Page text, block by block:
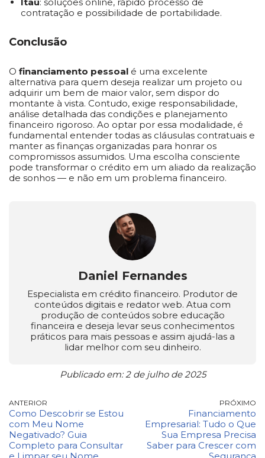
contratação e possibilidade de portabilidade.
Conclusão
O financiamento pessoal é uma excelente
alternativa para quem deseja realizar um projeto ou
adquirir um bem de maior valor, sem dispor do
montante à vista. Contudo, exige responsabilidade,
análise detalhada das condições e planejamento
financeiro rigoroso. Ao optar por essa modalidade, é
fundamental entender todas as cláusulas contratuais e
manter as finanças organizadas para honrar os
compromissos assumidos. Uma escolha consciente
pode transformar o crédito em um aliado da realização
de sonhos — e não em um problema financeiro.
Daniel Fernandes
Especialista em crédito financeiro. Produtor de
conteúdos digitais e redator web. Atua com
produção de conteúdos sobre educação
financeira e deseja levar seus conhecimentos
práticos para mais pessoas e assim ajudá-las a
lidar melhor com seu dinheiro.
Publicado em: 2 de julho de 2025
ANTERIOR
Como Descobrir se Estou
com Meu Nome
Negativado? Guia
Completo para Consultar
PRÓXIMO
Financiamento
Empresarial: Tudo o Que
Sua Empresa Precisa
Saber para Crescer com